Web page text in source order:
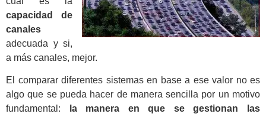
capacidad de
canales
adecuada y si,
a más canales, mejor.
El comparar diferentes sistemas en base a ese valor no es
algo que se pueda hacer de manera sencilla por un motivo
fundamental:
la manera en que se gestionan las